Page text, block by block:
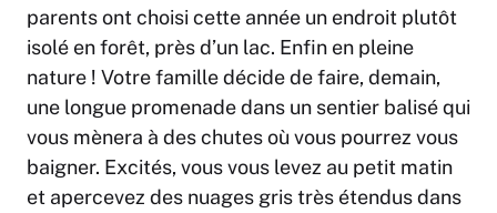
parents ont choisi cette année un endroit plutôt
isolé en forêt, près d’un lac. Enfin en pleine
nature ! Votre famille décide de faire, demain,
une longue promenade dans un sentier balisé qui
vous mènera à des chutes où vous pourrez vous
baigner. Excités, vous vous levez au petit matin
et apercevez des nuages gris très étendus dans